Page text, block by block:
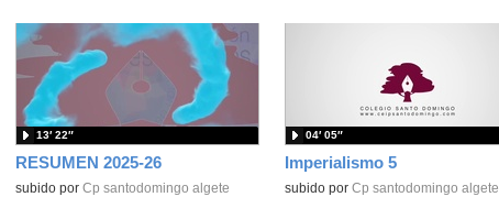
RESUMEN 2025-26
subido por Cp santodomingo algete
13′ 22″
Imperialismo 5
Contenido educativo.
subido por Cp santodomingo algete
04′ 05″